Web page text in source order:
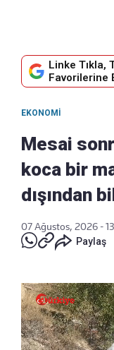
Linke Tıkla,
Favorilerine
EKONOMI
Mesai
koca bir
dışından
07 Ağustos, 2026 -
Paylaş